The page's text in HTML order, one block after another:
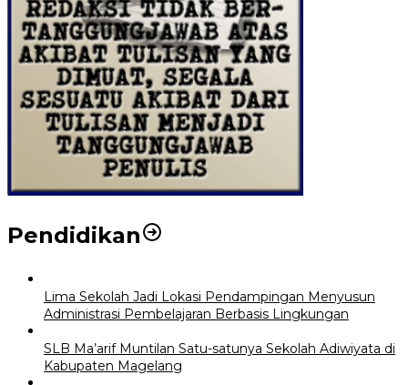
Pendidikan
Lima Sekolah Jadi Lokasi Pendampingan Menyusun
Administrasi Pembelajaran Berbasis Lingkungan
SLB Ma’arif Muntilan Satu-satunya Sekolah Adiwiyata di
Kabupaten Magelang